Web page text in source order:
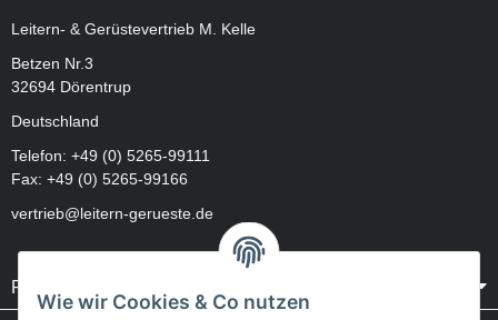
Leitern- & Gerüstevertrieb M. Kelle
Betzen Nr.3
32694 Dörentrup
Deutschland
Telefon: +49 (0) 5265-99111
Fax: +49 (0) 5265-99166
vertrieb@leitern-gerueste.de
Rechtliches
Wie wir Cookies & Co nutzen